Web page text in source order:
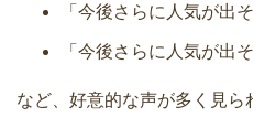
「今後さらに人気が出そ
「今後さらに人気が出そ
など、好意的な声が多く見ら